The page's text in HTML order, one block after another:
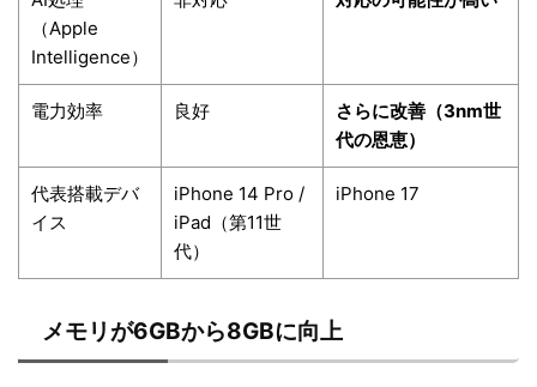
（Apple
Intelligence）
電力効率 良好
さらに改善（3nm世
代の恩恵）
代表搭載デバ
イス
iPhone 14 Pro /
iPad（第11世
代）
iPhone 17
メモリが6GBから8GBに向上